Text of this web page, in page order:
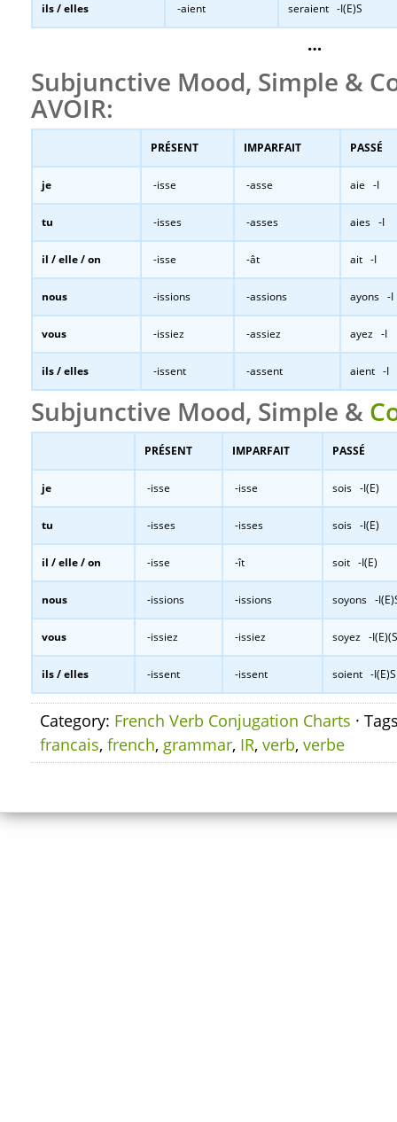
ils / elles -aient seraient -I(E)S
…
Subjunctive Mood, Simple &
AVOIR:
PRÉSENT IMPARFAIT PASSÉ
je -isse -asse aie -I
tu -isses -asses aies -I
il / elle / on -isse -ât ait -I
nous -issions -assions ayons -I
vous -issiez -assiez ayez -I
ils / elles -issent -assent aient -I
Subjunctive Mood, Simple &
PRÉSENT IMPARFAIT PASSÉ
je -isse -isse sois -I(E)
tu -isses -isses sois -I(E)
il / elle / on -isse -ît soit -I(E)
nous -issions -issions soyons -
vous -issiez -issiez soyez -
ils / elles -issent -issent soient -I(E)S
Category: French Verb Conjugation Charts ·
francais, french, grammar, IR, verb, verbe